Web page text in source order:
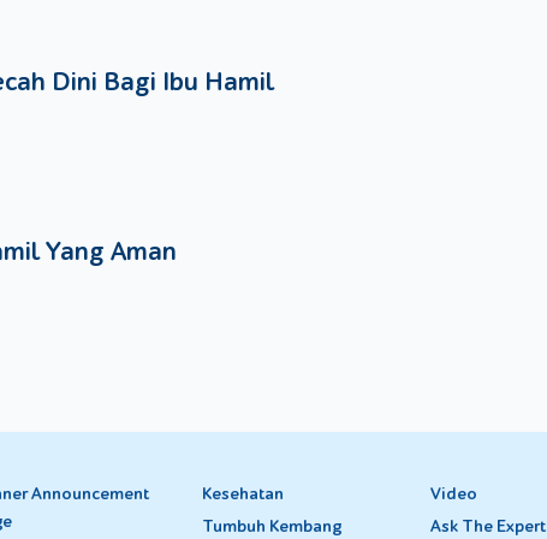
dari ingus.
supaya alatnya bersih dari kuman.
Si Kecil menyusui. Karena bisa membuat Si Kecil
Tersumbat Karena Ingus
Moms lakukan. Adapun beberapa cara itu adalah:
lembap sekaligus membantu mengencerkan ingus di dalam
di dekat Si Kecil. Seperti cara sebelumnya, cara ini
mengalirkan ingus keluar dari hidung Si Kecil.
keperluan Si Kecil, mulai dari pakaian sampai
popok
Dini Bagi Ibu Hamil
Yang Aman
Announcement
Kesehatan
Tumbuh Kembang
Video
Ask The Expert